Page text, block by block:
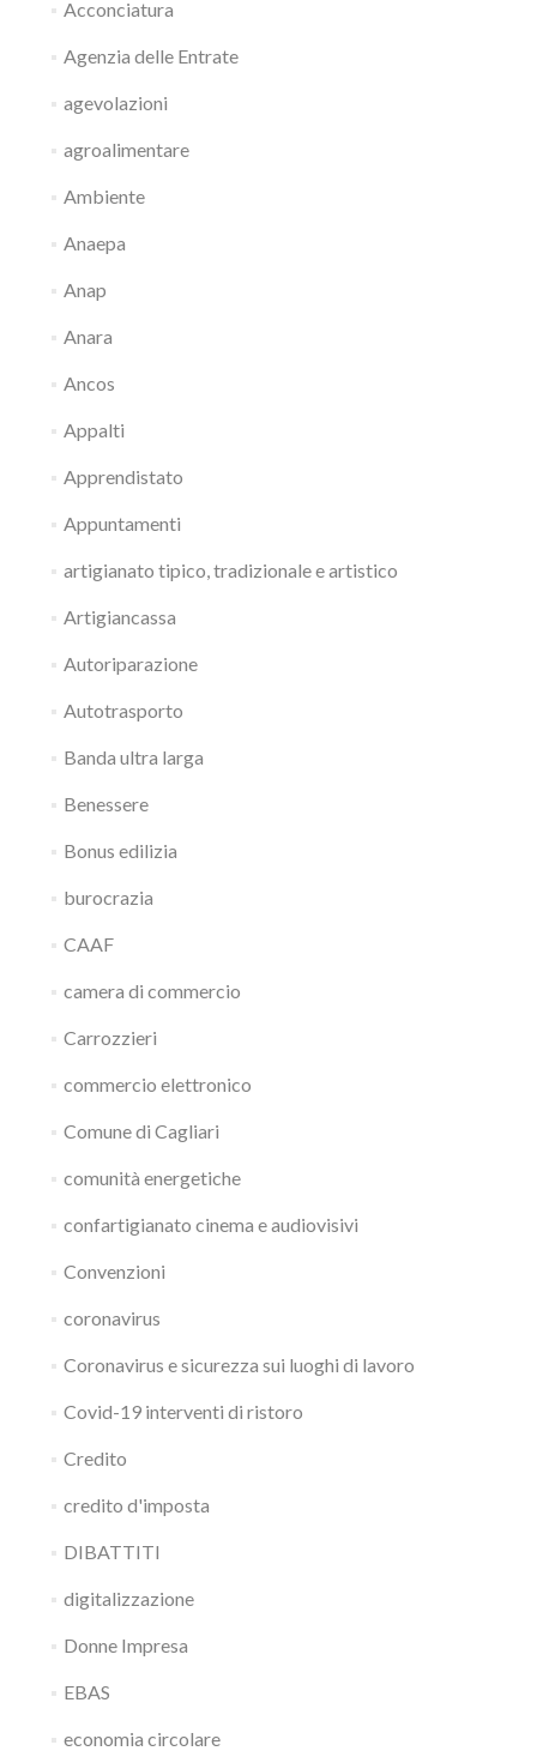
Acconciatura
Agenzia delle Entrate
agevolazioni
agroalimentare
Ambiente
Anaepa
Anap
Anara
Ancos
Appalti
Apprendistato
Appuntamenti
artigianato tipico, tradizionale e artistico
Artigiancassa
Autoriparazione
Autotrasporto
Banda ultra larga
Benessere
Bonus edilizia
burocrazia
CAAF
camera di commercio
Carrozzieri
commercio elettronico
Comune di Cagliari
comunità energetiche
confartigianato cinema e audiovisivi
Convenzioni
coronavirus
Coronavirus e sicurezza sui luoghi di lavoro
Covid-19 interventi di ristoro
Credito
credito d'imposta
DIBATTITI
digitalizzazione
Donne Impresa
EBAS
economia circolare